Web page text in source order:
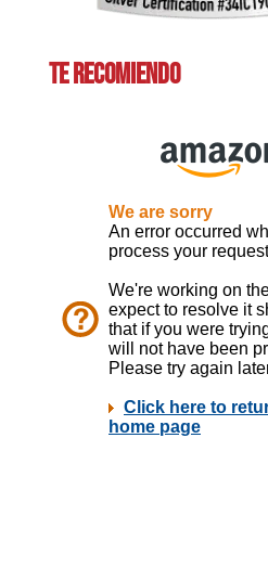
TE RECOMIENDO